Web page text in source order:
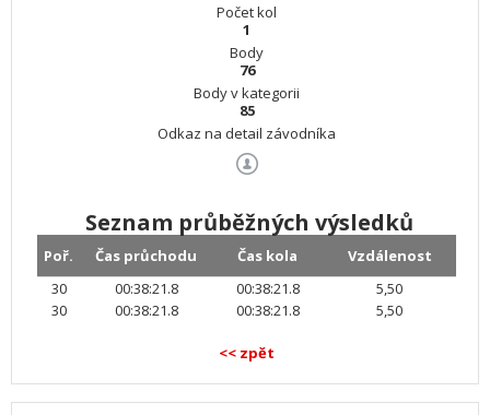
Počet kol
1
Body
76
Body v kategorii
85
Odkaz na detail závodníka
Seznam průběžných výsledků
Poř. Čas průchodu Čas kola
Vzdálenost
30
00:38:21.8 00:38:21.8
5,50
30
00:38:21.8 00:38:21.8 5,50
<< zpět